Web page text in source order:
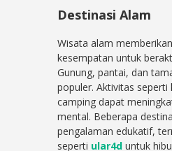
Destinasi Alam
Wisata alam
kesempatan untuk
Gunung, pantai, dan
populer. Aktivitas
camping dapat
mental. Beberapa
pengalaman edukatif,
seperti ular4d untuk